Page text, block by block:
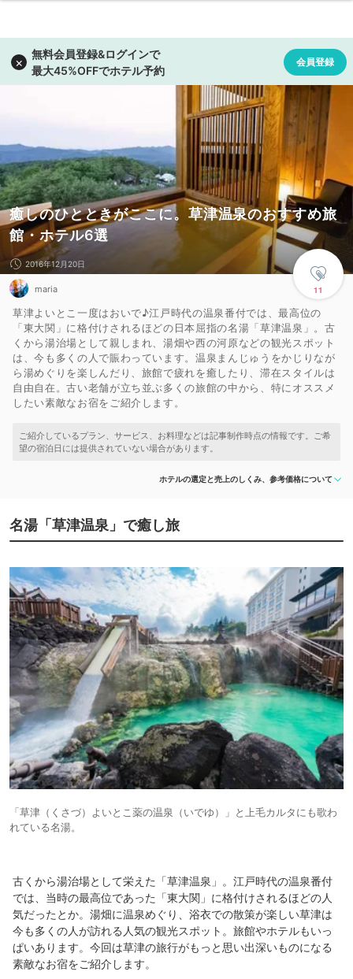
癒しのひとときがここに。草津温泉のおすすめ旅
館・ホテル6選
11
2016年12月20日
maria
草津よいとこ一度はおいで♪江戸時代の温泉番付では、最高位の
「東大関」に格付けされるほどの日本屈指の名湯「草津温泉」。古
くから湯治場として親しまれ、湯畑や西の河原などの観光スポット
は、今も多くの人で賑わっています。温泉まんじゅうをかじりなが
ら湯めぐりを楽しんだり、旅館で疲れを癒したり、滞在スタイルは
自由自在。古い老舗が立ち並ぶ多くの旅館の中から、特にオススメ
したい素敵なお宿をご紹介します。
ホテルの選定と売上のしくみ、参考価格について
名湯「草津温泉」で癒し旅
「草津（くさづ）よいとこ薬の温泉（いでゆ）」と上毛カルタにも歌わ
れている名湯。
古くから湯治場として栄えた「草津温泉」。江戸時代の温泉番付
では、当時の最高位であった「東大関」に格付けされるほどの人
気だったとか。湯畑に温泉めぐり、浴衣での散策が楽しい草津は
今も多くの人が訪れる人気の観光スポット。旅館やホテルもいっ
ぱいあります。今回は草津の旅行がもっと思い出深いものになる
素敵なお宿をご紹介します。